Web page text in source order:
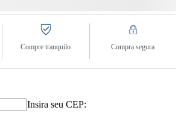
Compre tranquilo Compra segura
Insira seu CEP: